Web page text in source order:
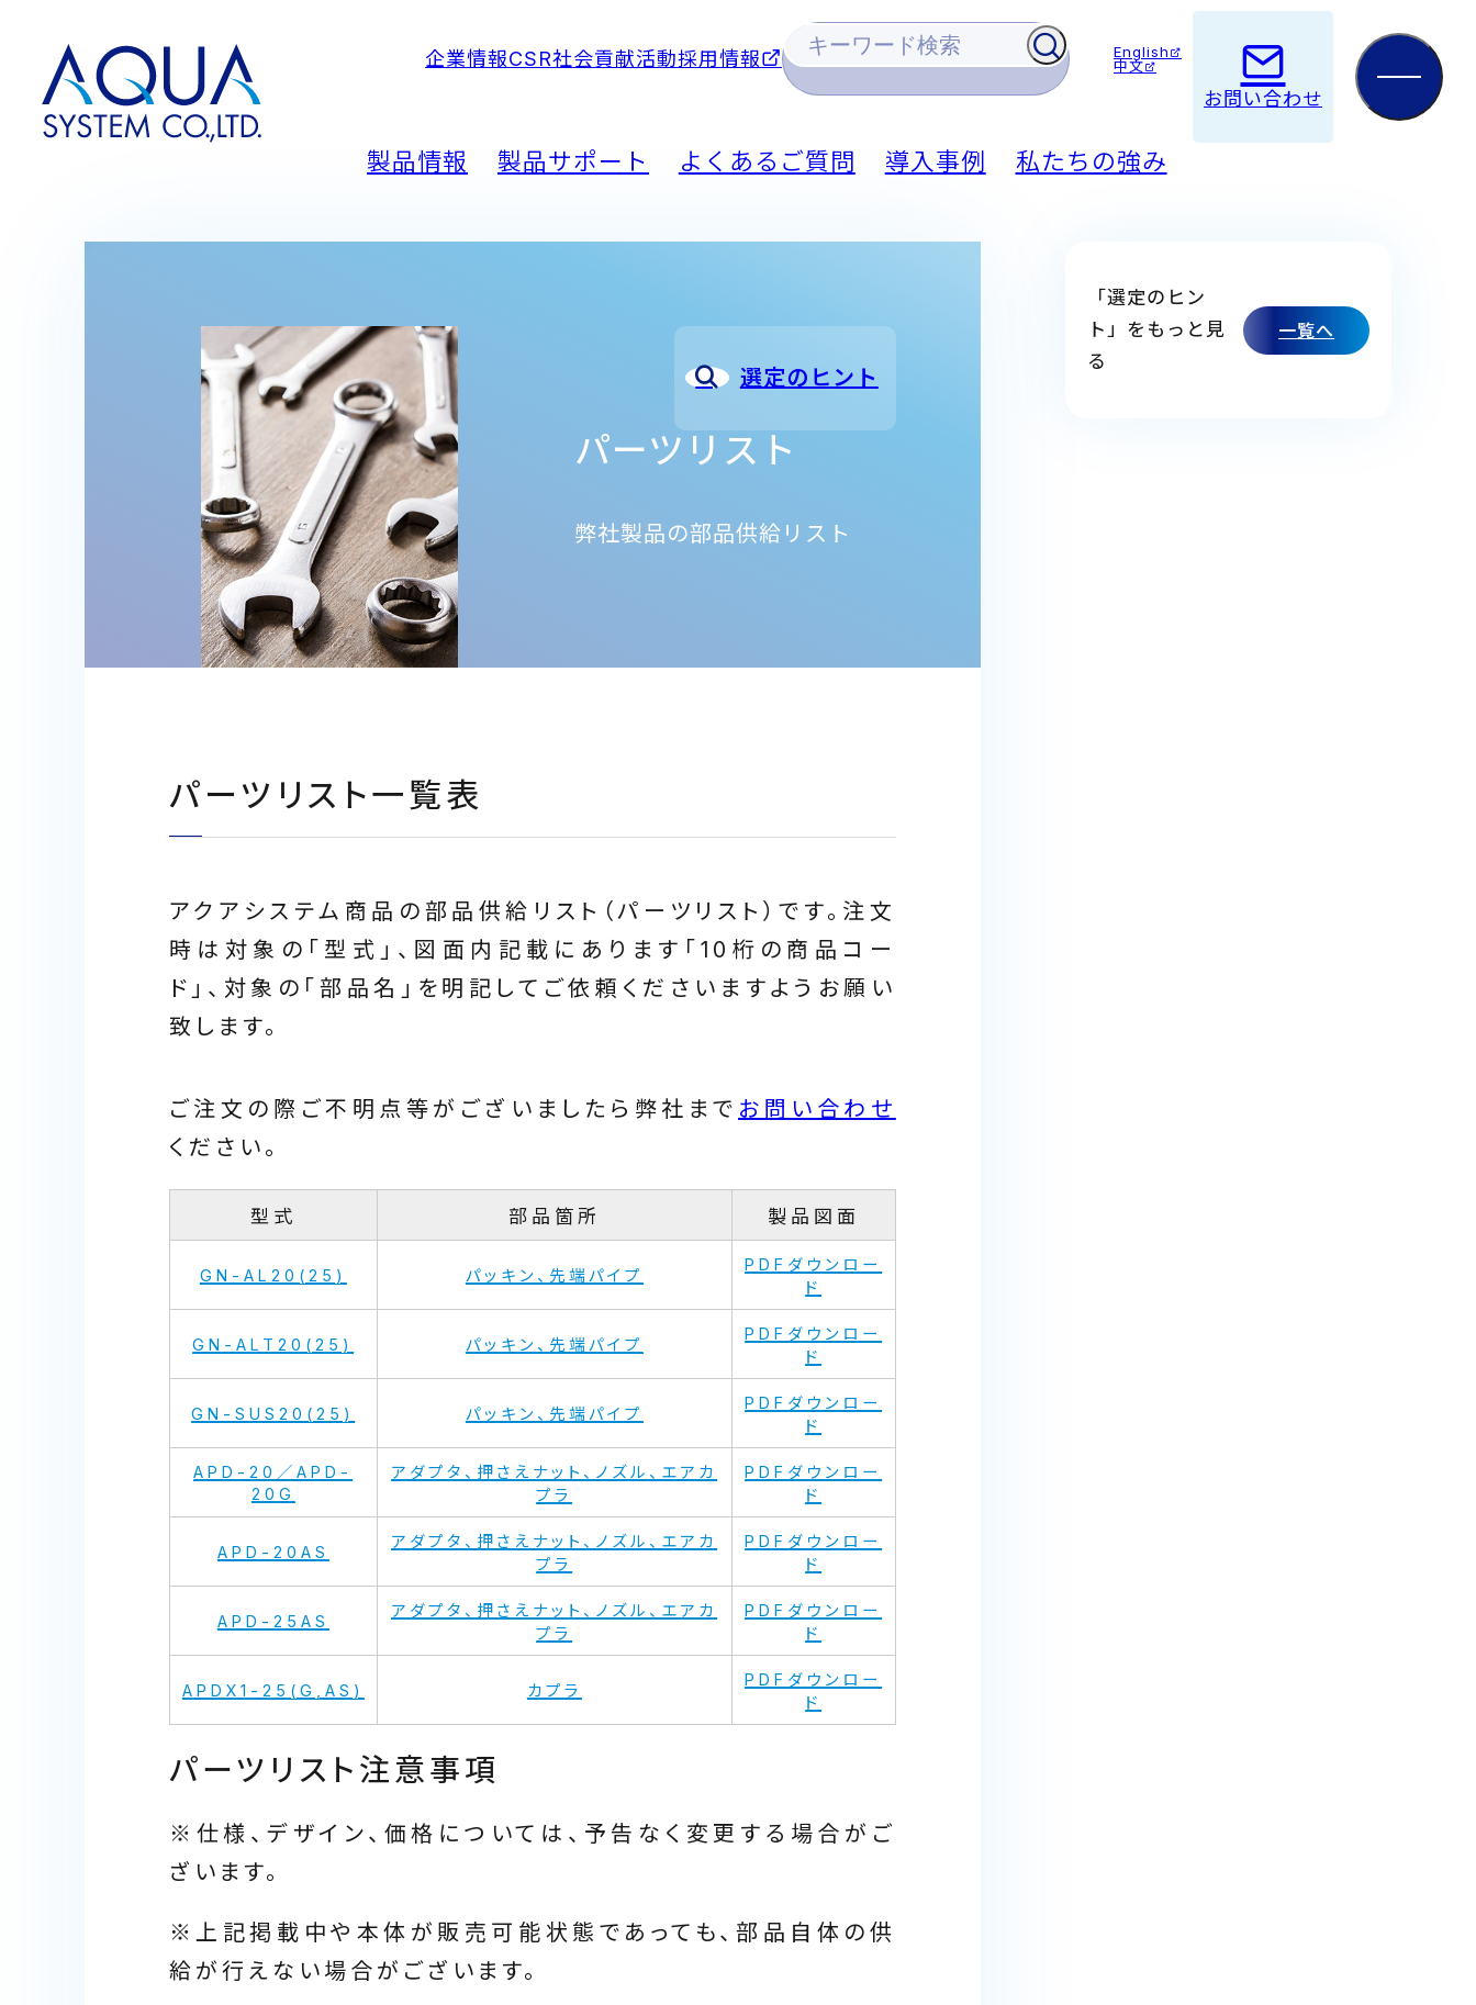
System
CO.LTD
企業情報CSR社会貢献活動採用情報
English
中文
製品情報 製品サポート よくあるご質問 導入事例 私たちの強み
お問い合わせ
選定のヒント
パーツリスト
弊社製品の部品供給リスト
パーツリスト一覧表
アクアシステム商品の部品供給リスト（パーツリスト）です。注文
時は対象の「型式」、図面内記載にあります「10桁の商品コー
ド」、対象の「部品名」を明記してご依頼くださいますようお願い
致します。
ご注文の際ご不明点等がございましたら弊社まで お問い合わせ
ください。
型式 部品箇所 製品図面
GN-AL20(25) パッキン、先端パイプ
PDFダウンロー
ド
GN-ALT20(25) パッキン、先端パイプ
PDFダウンロー
ド
GN-SUS20(25) パッキン、先端パイプ
PDFダウンロー
ド
APD-20／APD-
20G
アダプタ、押さえナット、ノズル、エアカ
プラ
PDFダウンロー
ド
APD-20AS
アダプタ、押さえナット、ノズル、エアカ
プラ
PDFダウンロー
ド
APD-25AS
アダプタ、押さえナット、ノズル、エアカ
プラ
PDFダウンロー
ド
APDX1-25(G,AS) カプラ
PDFダウンロー
ド
パーツリスト注意事項
※仕様、デザイン、価格については、予告なく変更する場合がご
ざいます。
※上記掲載中や本体が販売可能状態であっても、部品自体の供
給が行えない場合がございます。
「選定のヒン
ト」をもっと見
る
一覧へ